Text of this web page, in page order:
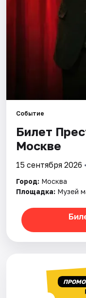
Событие
Билет
Москве
15 сентября 2026
Город: Москва
Площадка: Музей